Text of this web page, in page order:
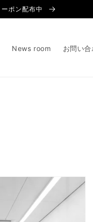
ポン配布中
News room お問い